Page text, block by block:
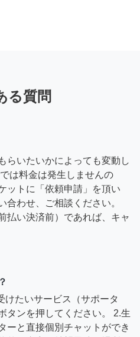
る質問
らいたいかによっても変動し
は料金は発生しませんの
ットに「依頼申請」を頂い
合わせ、ご相談ください。
払い決済前）であれば、キャ
けたいサービス（サポータ
タンを押してください。 2.生
ーと直接個別チャットができ